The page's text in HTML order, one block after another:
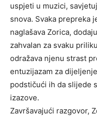
uspjeti u muzici,
snova. Svaka prepreka
naglašava Zorica,
zahvalan za svaku
odražava njenu strast
entuzijazam za
podstičući ih da slijede
izazove.
Završavajući razgovor,